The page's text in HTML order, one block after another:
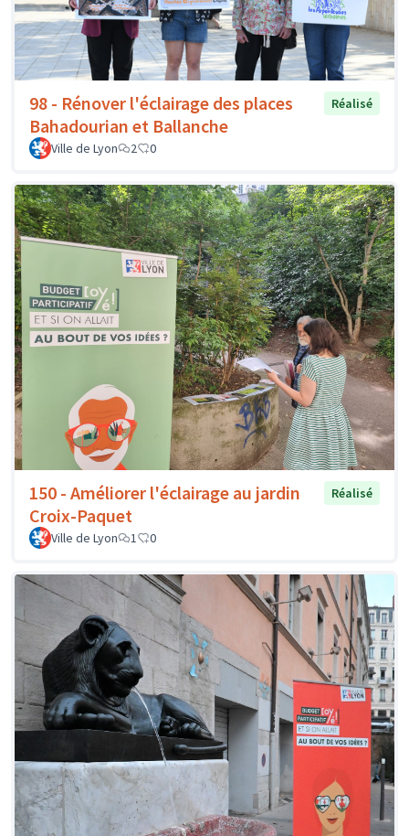
98 - Rénover l'éclairage des places
Bahadourian et Ballanche
Réalisé
Ville de Lyon 2 0
150 - Améliorer l'éclairage au jardin
Croix-Paquet
Réalisé
Ville de Lyon 1 0